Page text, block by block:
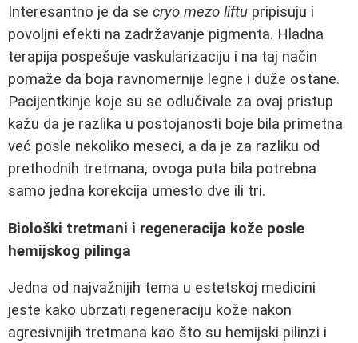
Interesantno je da se cryo mezo liftu pripisuju i
povoljni efekti na zadržavanje pigmenta. Hladna
terapija pospešuje vaskularizaciju i na taj način
pomaže da boja ravnomernije legne i duže ostane.
Pacijentkinje koje su se odlučivale za ovaj pristup
kažu da je razlika u postojanosti boje bila primetna
već posle nekoliko meseci, a da je za razliku od
prethodnih tretmana, ovoga puta bila potrebna
samo jedna korekcija umesto dve ili tri.
Biološki tretmani i regeneracija kože posle
hemijskog pilinga
Jedna od najvažnijih tema u estetskoj medicini
jeste kako ubrzati regeneraciju kože nakon
agresivnijih tretmana kao što su hemijski pilinzi i